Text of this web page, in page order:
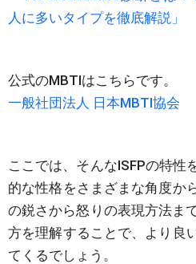
人に多いタイプを徹底解説」
公式のMBTIはこちらです。
一般社団法人 日本MBTI協会
ここでは、そんなISFPの特性
的な性格をさまざまな角度か
の鋭さから怒りの表現方法ま
方を理解することで、より良
てくるでしょう。